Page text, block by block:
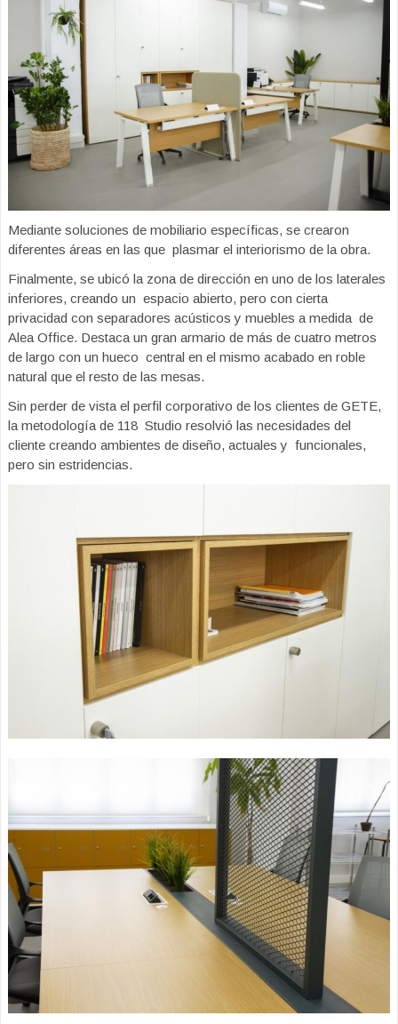
Mediante soluciones de mobiliario específicas, se crearon
diferentes áreas en las que plasmar el interiorismo de la obra.
Finalmente, se ubicó la zona de dirección en uno de los laterales
inferiores, creando un espacio abierto, pero con cierta
privacidad con separadores acústicos y muebles a medida de
Alea Office. Destaca un gran armario de más de cuatro metros
de largo con un hueco central en el mismo acabado en roble
natural que el resto de las mesas.
Sin perder de vista el perfil corporativo de los clientes de GETE,
la metodología de 118 Studio resolvió las necesidades del
cliente creando ambientes de diseño, actuales y funcionales,
pero sin estridencias.